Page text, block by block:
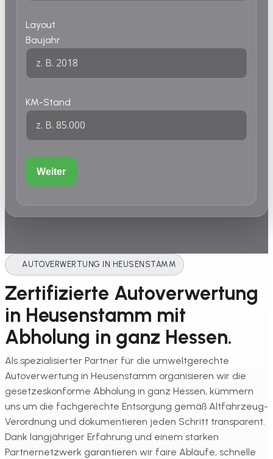
Layout
Baujahr
KM-Stand
Weiter
AUTOVERWERTUNG IN HEUSENSTAMM
Zertifizierte Autoverwertung
in Heusenstamm mit
Abholung in ganz Hessen.
Als spezialisierter Partner für die umweltgerechte
Autoverwertung in Heusenstamm organisieren wir die
gesetzeskonforme Abholung in ganz Hessen, kümmern
uns um die fachgerechte Entsorgung gemäß Altfahrzeug-
Verordnung und dokumentieren jeden Schritt transparent.
Dank langjähriger Erfahrung und einem starken
Partnernetzwerk garantieren wir faire Abläufe, schnelle